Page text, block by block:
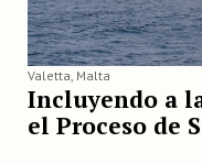
Valetta, Malta
Incluyendo a
el Proceso de